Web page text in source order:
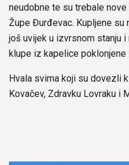
neudobne te su trebale
Župe Đurđevac. Kupljene su
još uvijek u izvrsnom stanju
klupe iz kapelice poklonjene
Hvala svima koji su dovezli
Kovačev, Zdravku Lovraku i